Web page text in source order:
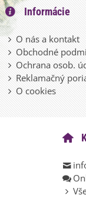
Informácie
O nás a kontakt
Obchodné
Ochrana osob.
Reklamačný
O cookies